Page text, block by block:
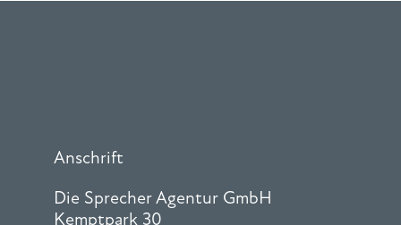
Anschrift
Die Sprecher Agentur GmbH
Kemptpark 30